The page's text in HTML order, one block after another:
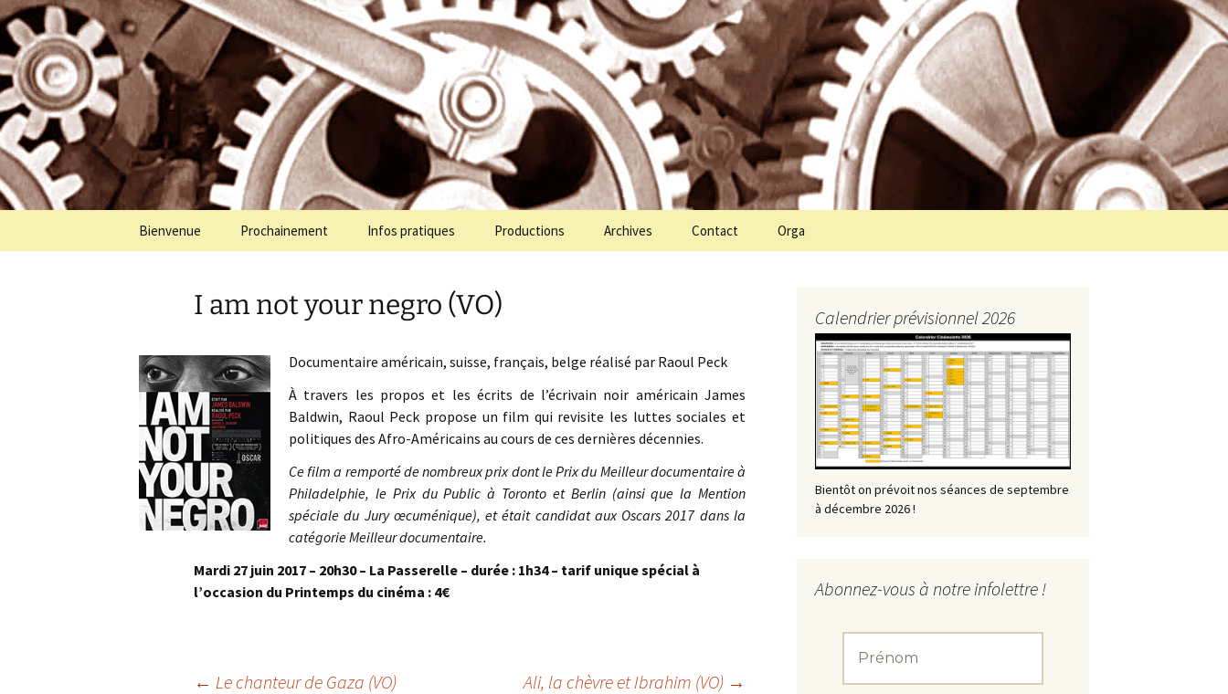
Aller
au
contenu
Cinémolette
Programmation cinéma à St Julien Molin Molette
Bienvenue Prochainement Infos pratiques Productions Archives Contact Orga
I am not your negro (VO)
Documentaire américain, suisse, français, belge réalisé par Raoul Peck
À travers les propos et les écrits de l’écrivain noir américain James
Baldwin, Raoul Peck propose un film qui revisite les luttes sociales et
politiques des Afro-Américains au cours de ces dernières décennies.
Ce film a remporté de nombreux prix dont le Prix du Meilleur documentaire à
Philadelphie, le Prix du Public à Toronto et Berlin (ainsi que la Mention
spéciale du Jury œcuménique), et était candidat aux Oscars 2017 dans la
catégorie Meilleur documentaire.
Mardi 27 juin 2017 – 20h30 – La Passerelle – durée : 1h34 – tarif unique spécial à
l’occasion du Printemps du cinéma : 4€
← Le chanteur de Gaza (VO) Ali, la chèvre et Ibrahim (VO) →
Calendrier prévisionnel 2026
Bientôt on prévoit nos séances de septembre
à décembre 2026 !
Abonnez-vous à notre infolettre !